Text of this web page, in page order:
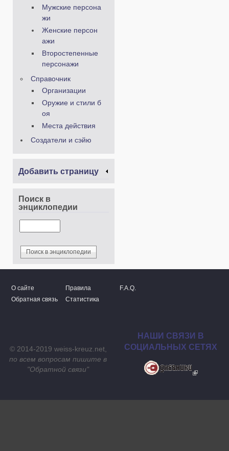
Мужские персона
жи
Женские персон
ажи
Второстепенные
персонажи
Справочник
Организации
Оружие и стили б
оя
Места действия
Создатели и сэйю
Добавить страницу
Поиск в
энциклопедии
О сайте Правила
F.A.Q.
Обратная связь
Статистика
© 2014-2019 weiss-kreuz.net,
по всем вопросам пишите в
"Обратной связи"
НАШИ СВЯЗИ В
СОЦИАЛЬНЫХ СЕТЯХ